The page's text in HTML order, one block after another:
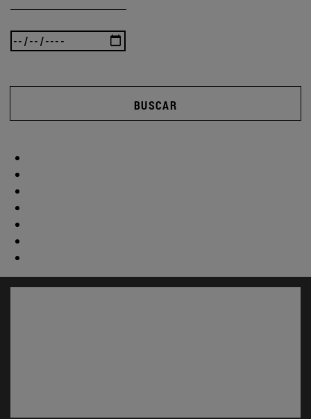
BUSCAR